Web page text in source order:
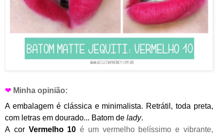
❤ Minha opinião:
A embalagem é clássica e minimalista. Retrátil, toda preta,
com letras em dourado... Batom de lady.
A cor Vermelho 10 é um vermelho belíssimo e vibrante,